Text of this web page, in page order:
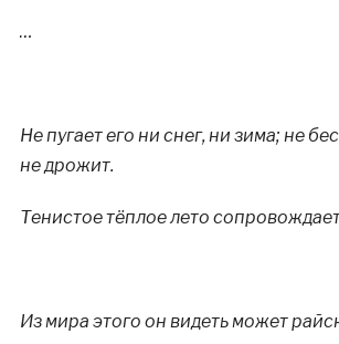
…
Не пугает его ни снег, ни зима; не
не дрожит.
Тенистое тёплое лето сопровождает
Из мира этого он видеть может